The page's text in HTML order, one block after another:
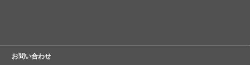
お問い合わせ